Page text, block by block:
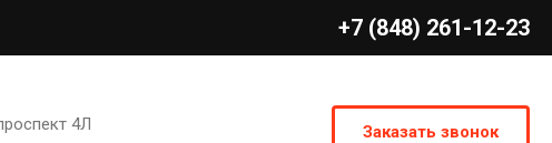
+7 (848) 261-12-23
4Л
Заказать звонок